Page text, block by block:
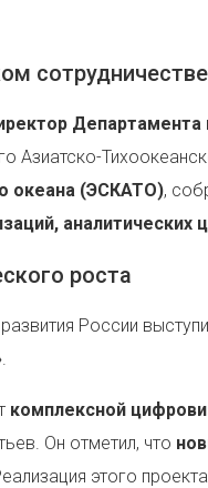
сотрудничестве
Департамента
Азиатско-
океана (ЭСКАТО),
роста
России
.
комплексной
Он отметил, что
этого